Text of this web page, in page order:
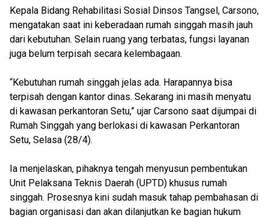
Kepala Bidang Rehabilitasi Sosial Dinsos Tangsel, Carsono,
mengatakan saat ini keberadaan rumah singgah masih jauh
dari kebutuhan. Selain ruang yang terbatas, fungsi layanan
juga belum terpisah secara kelembagaan.
“Kebutuhan rumah singgah jelas ada. Harapannya bisa
terpisah dengan kantor dinas. Sekarang ini masih menyatu
di kawasan perkantoran Setu,” ujar Carsono saat dijumpai di
Rumah Singgah yang berlokasi di kawasan Perkantoran
Setu, Selasa (28/4).
Ia menjelaskan, pihaknya tengah menyusun pembentukan
Unit Pelaksana Teknis Daerah (UPTD) khusus rumah
singgah. Prosesnya kini sudah masuk tahap pembahasan di
bagian organisasi dan akan dilanjutkan ke bagian hukum